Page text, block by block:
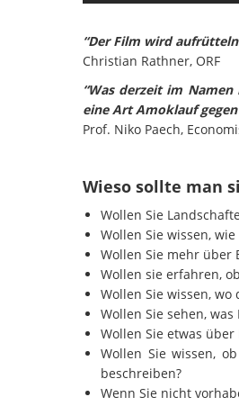
“Der Film wird
Christian Rathner, ORF
“Was derzeit im
eine Art Amoklauf
Prof. Niko Paech,
Wieso sollte man
Wollen Sie
Wollen Sie wissen,
Wollen Sie mehr über
Wollen sie erfahren,
Wollen Sie wissen,
Wollen Sie sehen,
Wollen Sie etwas
Wollen Sie wissen,
beschreiben?
Wenn Sie nicht